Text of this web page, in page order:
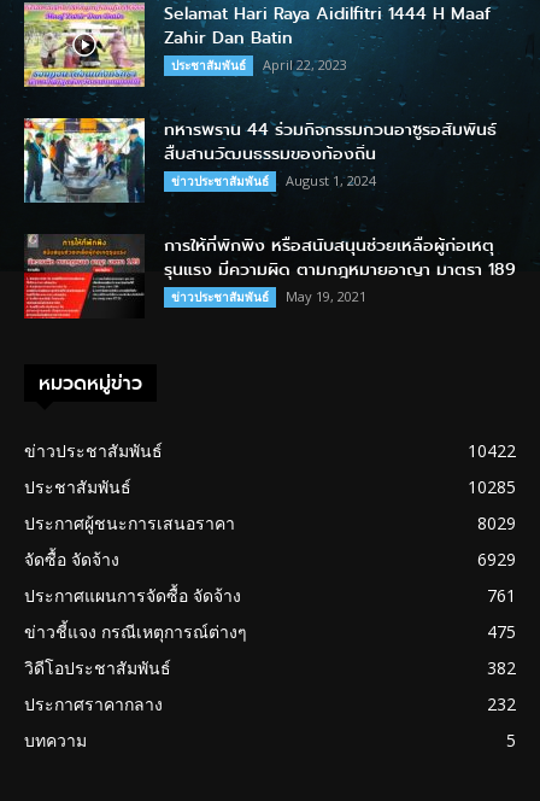
Selamat Hari Raya Aidilfitri 1444 H Maaf
Zahir Dan Batin
ประชาสัมพันธ์ April 22, 2023
ทหารพราน 44 ร่วมกิจกรรมกวนอาซูรอสัมพันธ์
สืบสานวัฒนธรรมของท้องถิ่น
ข่าวประชาสัมพันธ์ August 1, 2024
การให้ที่พักพิง หรือสนับสนุนช่วยเหลือผู้ก่อเหตุ
รุนแรง มีความผิด ตามกฎหมายอาญา มาตรา 189
ข่าวประชาสัมพันธ์ May 19, 2021
หมวดหมู่ข่าว
ข่าวประชาสัมพันธ์
10422
ประชาสัมพันธ์
10285
ประกาศผู้ชนะการเสนอราคา
8029
จัดซื้อ จัดจ้าง
6929
ประกาศแผนการจัดซื้อ จัดจ้าง
761
ข่าวชี้แจง กรณีเหตุการณ์ต่างๆ
475
วิดีโอประชาสัมพันธ์
382
ประกาศราคากลาง
232
บทความ
5